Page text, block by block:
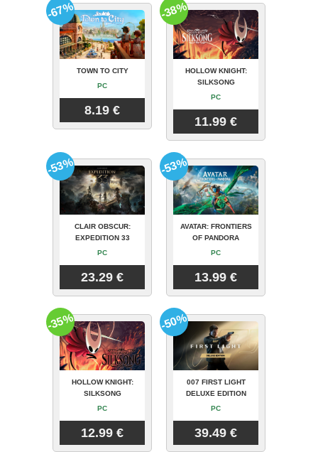
TOWN TO CITY
PC
8.19 €
-67%
HOLLOW KNIGHT:
SILKSONG
PC
11.99 €
-38%
CLAIR OBSCUR:
EXPEDITION 33
PC
23.29 €
-53%
AVATAR: FRONTIERS
OF PANDORA
PC
13.99 €
-53%
HOLLOW KNIGHT:
SILKSONG
PC
12.99 €
-35%
007 FIRST LIGHT
DELUXE EDITION
PC
39.49 €
-50%